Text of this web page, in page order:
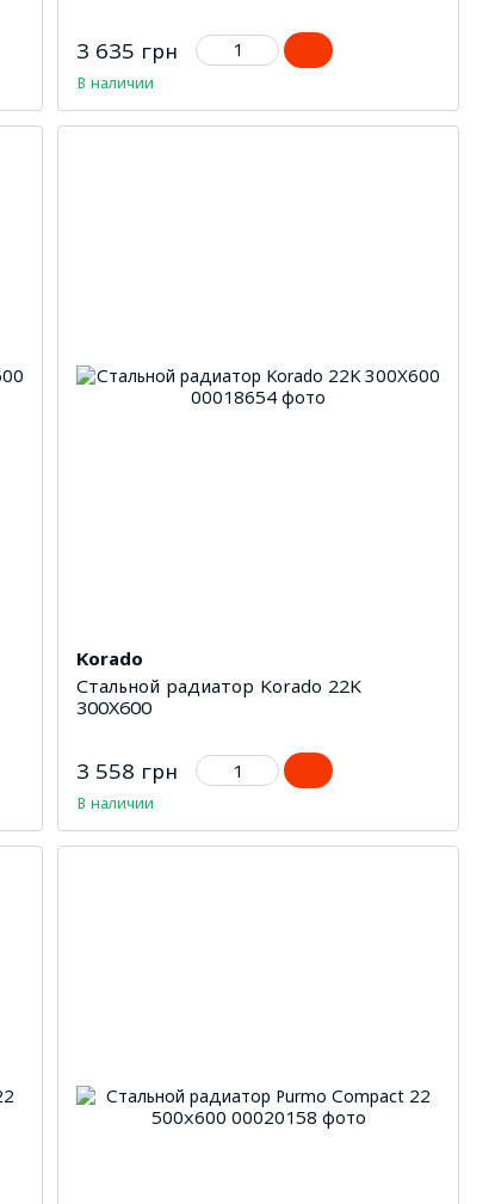
3 635 грн
В наличии
Korado
Стальной радиатор Korado 22K
300Х600
3 558 грн
В наличии